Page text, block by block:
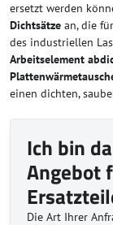
ersetzt werden
Dichtsätze an, die
des industriellen
Arbeitselement
einen dichten,
Ich bin
Angebot
Die Art Ihrer